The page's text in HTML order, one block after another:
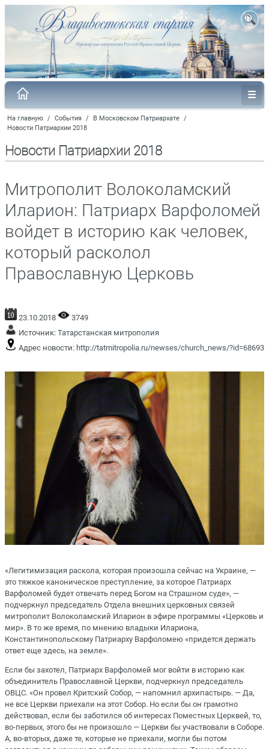
На главную / События / В Московском Патриархате /
Новости Патриархии 2018
Новости Патриархии 2018
Митрополит Волоколамский
Иларион: Патриарх Варфоломей
войдет в историю как человек,
который расколол
Православную Церковь
23.10.2018
3749
Источник: Татарстанская митрополия
Адрес новости: http://tatmitropolia.ru/newses/church_news/?id=68693
«Легитимизация раскола, которая произошла сейчас на Украине, —
это тяжкое каноническое преступление, за которое Патриарх
Варфоломей будет отвечать перед Богом на Страшном суде», —
подчеркнул председатель Отдела внешних церковных связей
митрополит Волоколамский Иларион в эфире программы «Церковь и
мир». В то же время, по мнению владыки Илариона,
Константинопольскому Патриарху Варфоломею «придется держать
ответ еще здесь, на земле».
Если бы захотел, Патриарх Варфоломей мог войти в историю как
объединитель Православной Церкви, подчеркнул председатель
ОВЦС. «Он провел Критский Собор, — напомнил архипастырь. — Да,
не все Церкви приехали на этот Собор. Но если бы он грамотно
действовал, если бы заботился об интересах Поместных Церквей, то,
во-первых, этого бы не произошло — Церкви бы участвовали в Соборе.
А, во-вторых, даже те, которые не приехали, могли бы потом